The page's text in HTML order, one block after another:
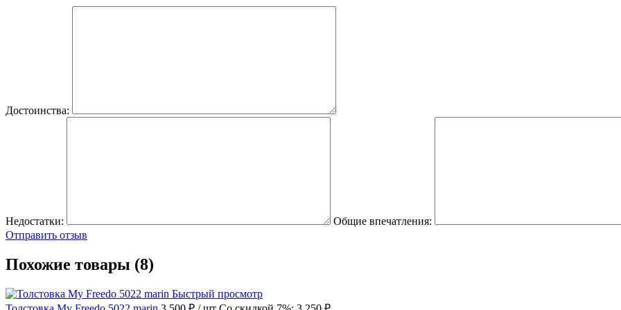
Достоинства:
Недостатки: Общие впечатления:
Отправить отзыв
Похожие товары (8)
Быстрый просмотр